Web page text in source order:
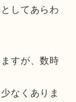
してあらわ
すが、数時
なくありま